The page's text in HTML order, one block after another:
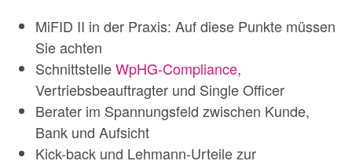
MiFID II in der Praxis: Auf diese Punkte müssen
Sie achten
SchnittstelleWpHG-Compliance,
Vertriebsbeauftragter und Single Officer
Berater im Spannungsfeld zwischen Kunde,
Bank und Aufsicht
Kick-back und Lehmann-Urteile zur